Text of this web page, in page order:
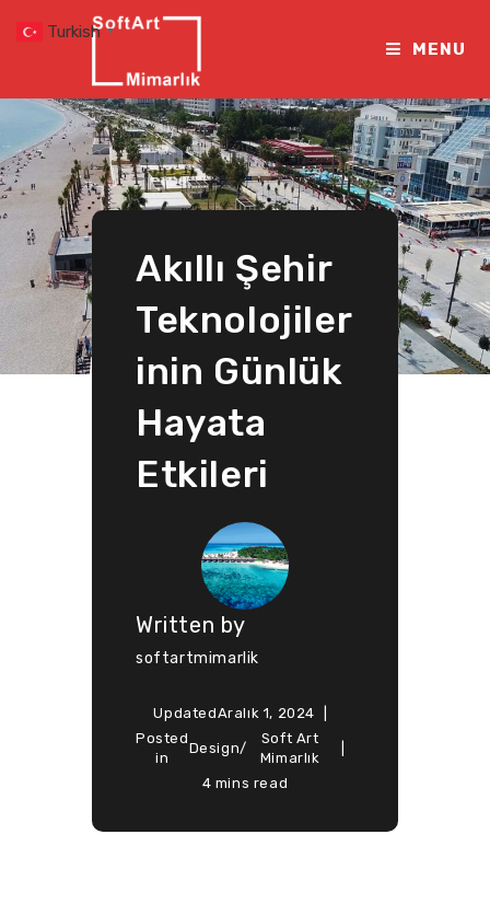
MENU
Akıllı Şehir
Teknolojiler
inin Günlük
Hayata
Etkileri
Written by
softartmimarlik
UpdatedAralık 1, 2024
Posted
in
Design/
Soft Art
Mimarlık
4 mins read
Turkish ▼